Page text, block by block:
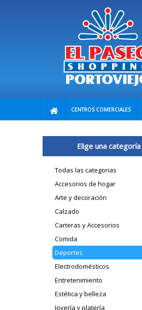
CENTROS COMERCIALES
Elige una categoría
Todas las categorias
Accesorios de hogar
Arte y decoración
Calzado
Carteras y Accesorios
Comida
Deportes
Electrodomésticos
Entretenimiento
Estética y belleza
Joyería y platería